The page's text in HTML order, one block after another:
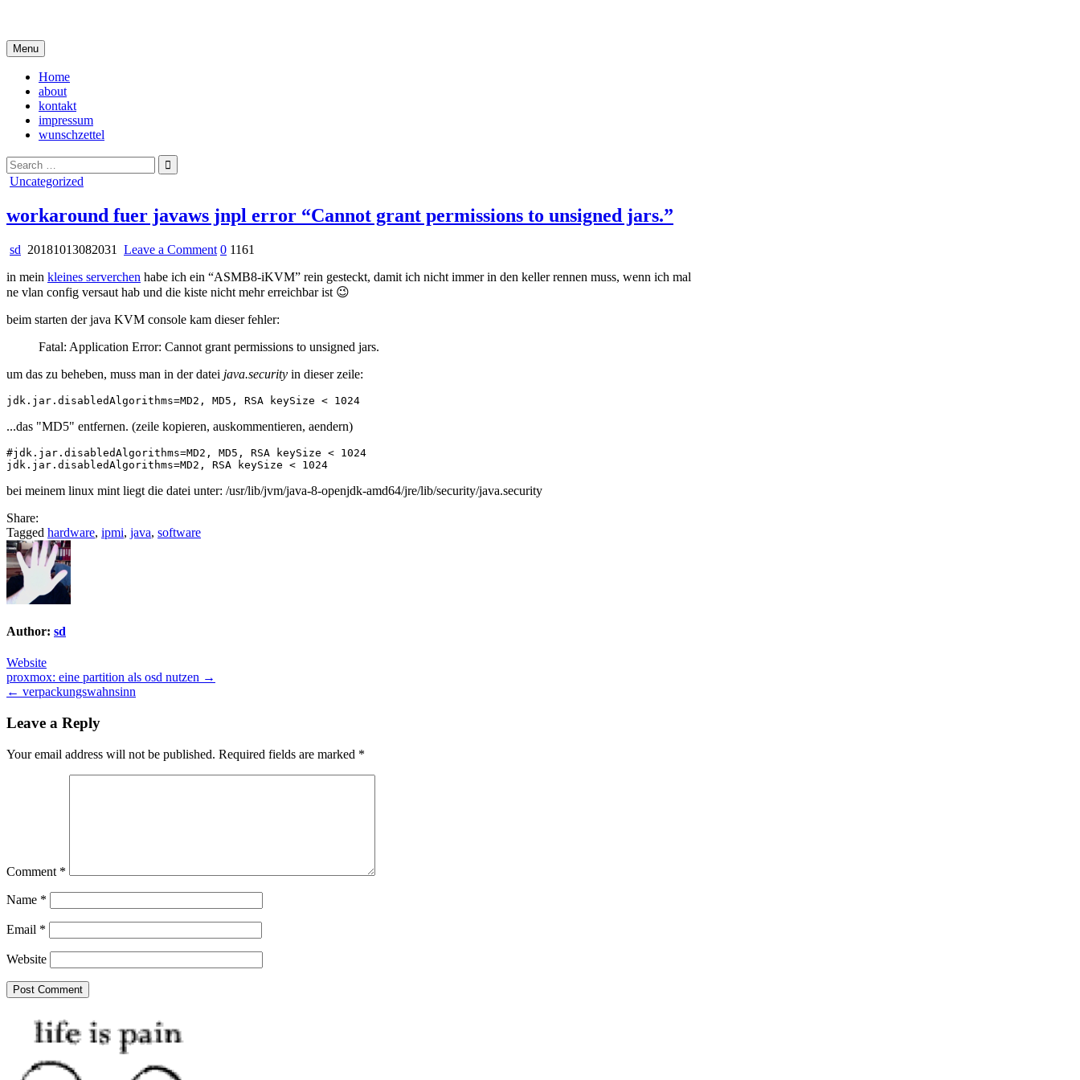
content
Menu
Home
about
kontakt
impressum
wunschzettel
Search
for:
Posted
Uncategorized
workaround fuer javaws jnpl error “Cannot grant permissions to unsigned jars.”
sd 20181013082031 Leave a Commenton
fuer
javaws
error
grant
to
jars.”
0 1161
in mein kleines serverchen habe ich ein “ASMB8-iKVM” rein gesteckt, damit ich nicht immer in den keller rennen muss, wenn ich mal
ne vlan config versaut hab und die kiste nicht mehr erreichbar ist 😉
beim starten der java KVM console kam dieser fehler:
Fatal: Application Error: Cannot grant permissions to unsigned jars.
um das zu beheben, muss man in der datei java.security in dieser zeile:
...das "MD5" entfernen. (zeile kopieren, auskommentieren, aendern)
#jdk.jar.disabledAlgorithms=MD2, MD5, RSA keySize < 1024
bei meinem linux mint liegt die datei unter: /usr/lib/jvm/java-8-openjdk-amd64/jre/lib/security/java.security
Share:
Tagged hardware, ipmi, java, software
Author: sd
Website
Post
navigation
proxmox: eine partition als osd nutzen →
← verpackungswahnsinn
Leave a Reply
Your email address will not be published. Required fields are marked *
Comment *
Name *
Email *
Website